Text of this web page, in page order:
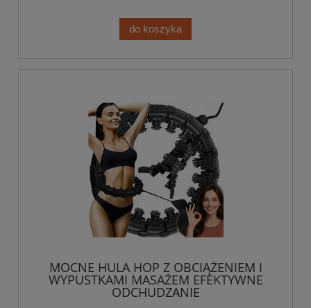
do koszyka
MOCNE HULA HOP Z OBCIĄŻENIEM I
WYPUSTKAMI MASAŻEM EFEKTYWNE
ODCHUDZANIE